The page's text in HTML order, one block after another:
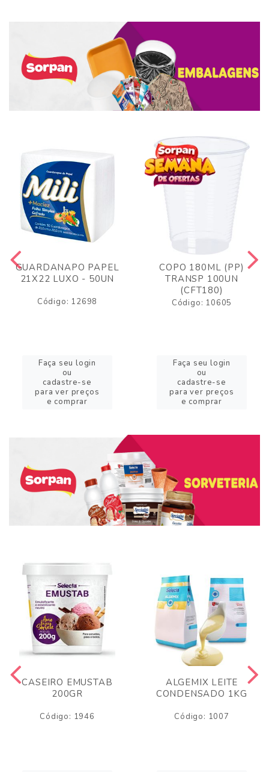
GUARDANAPO PAPEL
21X22 LUXO - 50UN
Código: 12698
Faça seu login
ou
cadastre-se
para ver preços
e comprar
COPO 180ML (PP)
TRANSP 100UN
(CFT180)
Código: 10605
Faça seu login
ou
cadastre-se
para ver preços
e comprar
CASEIRO EMUSTAB
200GR
Código: 1946
ALGEMIX LEITE
CONDENSADO 1KG
Código: 1007